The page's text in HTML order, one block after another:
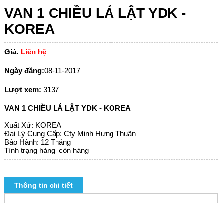
VAN 1 CHIỀU LÁ LẬT YDK -
KOREA
Giá: Liên hệ
Ngày đăng:08-11-2017
Lượt xem: 3137
VAN 1 CHIỀU LÁ LẬT YDK - KOREA
Xuất Xứ: KOREA
Đại Lý Cung Cấp: Cty Minh Hưng Thuận
Bảo Hành: 12 Tháng
Tình trạng hàng: còn hàng
Thông tin chi tiết